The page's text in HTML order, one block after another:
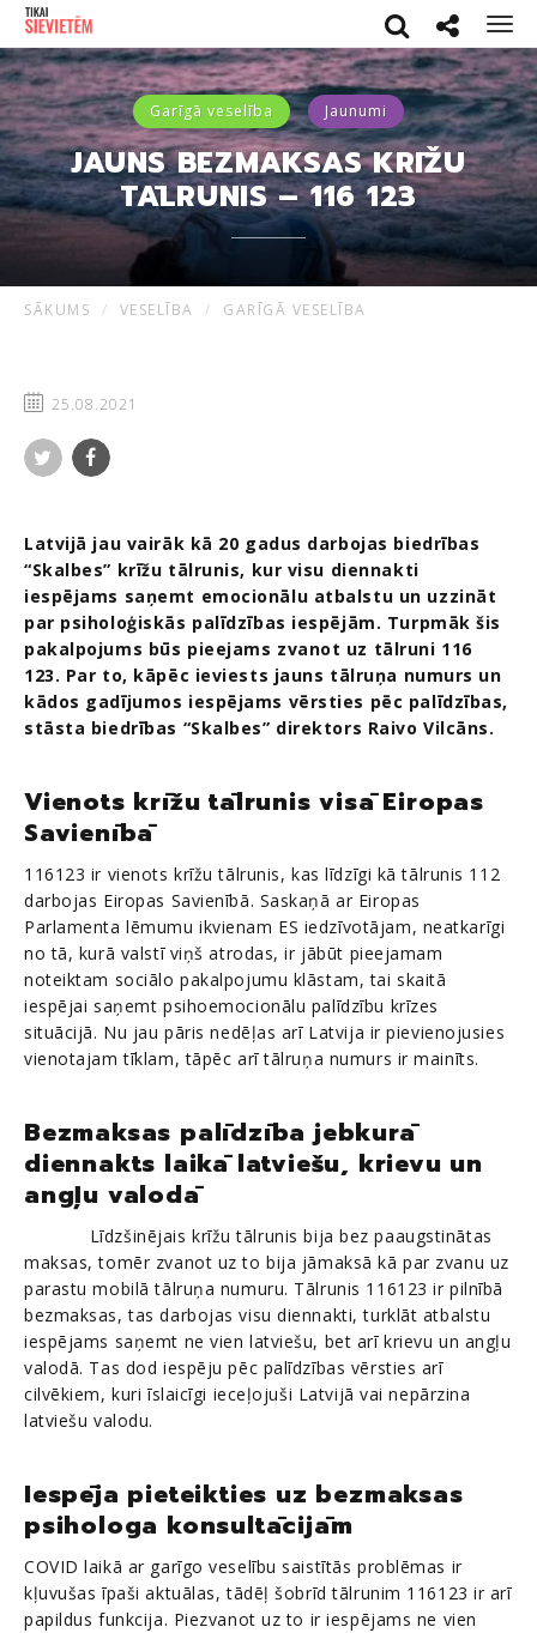
Social
Search
Garīgā veselība Jaunumi
JAUNS BEZMAKSAS KRĪŽU
TĀLRUNIS – 116 123
SĀKUMS VESELĪBA GARĪGĀ VESELĪBA
25.08.2021
Latvijā jau vairāk kā 20 gadus darbojas biedrības
“Skalbes” krīžu tālrunis, kur visu diennakti
iespējams saņemt emocionālu atbalstu un uzzināt
par psiholoģiskās palīdzības iespējām. Turpmāk šis
pakalpojums būs pieejams zvanot uz tālruni 116
123. Par to, kāpēc ieviests jauns tālruņa numurs un
kādos gadījumos iespējams vērsties pēc palīdzības,
stāsta biedrības “Skalbes” direktors Raivo Vilcāns.
Vienots krīžu tālrunis visā Eiropas
Savienībā
116123 ir vienots krīžu tālrunis, kas līdzīgi kā tālrunis 112
darbojas Eiropas Savienībā. Saskaņā ar Eiropas
Parlamenta lēmumu ikvienam ES iedzīvotājam, neatkarīgi
no tā, kurā valstī viņš atrodas, ir jābūt pieejamam
noteiktam sociālo pakalpojumu klāstam, tai skaitā
iespējai saņemt psihoemocionālu palīdzību krīzes
situācijā. Nu jau pāris nedēļas arī Latvija ir pievienojusies
vienotajam tīklam, tāpēc arī tālruņa numurs ir mainīts.
Bezmaksas palīdzība jebkurā
diennakts laikā latviešu, krievu un
angļu valodā
Līdzšinējais krīžu tālrunis bija bez paaugstinātas
maksas, tomēr zvanot uz to bija jāmaksā kā par zvanu uz
parastu mobilā tālruņa numuru. Tālrunis 116123 ir pilnībā
bezmaksas, tas darbojas visu diennakti, turklāt atbalstu
iespējams saņemt ne vien latviešu, bet arī krievu un angļu
valodā. Tas dod iespēju pēc palīdzības vērsties arī
cilvēkiem, kuri īslaicīgi ieceļojuši Latvijā vai nepārzina
latviešu valodu.
Iespēja pieteikties uz bezmaksas
psihologa konsultācijām
COVID laikā ar garīgo veselību saistītās problēmas ir
kļuvušas īpaši aktuālas, tādēļ šobrīd tālrunim 116123 ir arī
papildus funkcija. Piezvanot uz to ir iespējams ne vien